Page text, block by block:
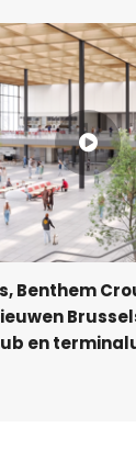
Benthem
en